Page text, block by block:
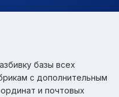
базы всех
с дополнительным
и почтовых